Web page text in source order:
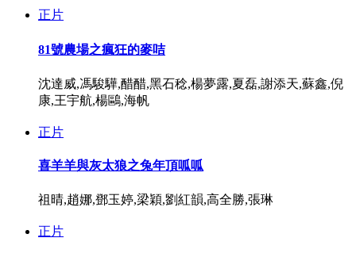
正片
81號農場之瘋狂的麥咭
沈達威,馮駿驊,醋醋,黑石稔,楊夢露,夏磊,謝添天,蘇鑫,倪
康,王宇航,楊鷗,海帆
正片
喜羊羊與灰太狼之兔年頂呱呱
祖晴,趙娜,鄧玉婷,梁穎,劉紅韻,高全勝,張琳
正片